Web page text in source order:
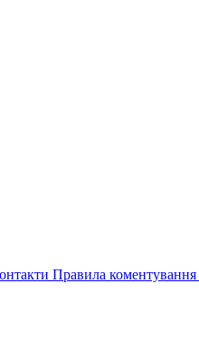
Правила коментування